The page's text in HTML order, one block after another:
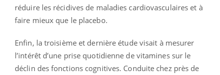
réduire les récidives de maladies cardiovasculaires et à
faire mieux que le placebo.
Enfin, la troisième et dernière étude visait à mesurer
l’intérêt d’une prise quotidienne de vitamines sur le
déclin des fonctions cognitives. Conduite chez près de